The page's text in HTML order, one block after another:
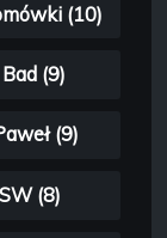
(10)
(9)
(9)
(8)